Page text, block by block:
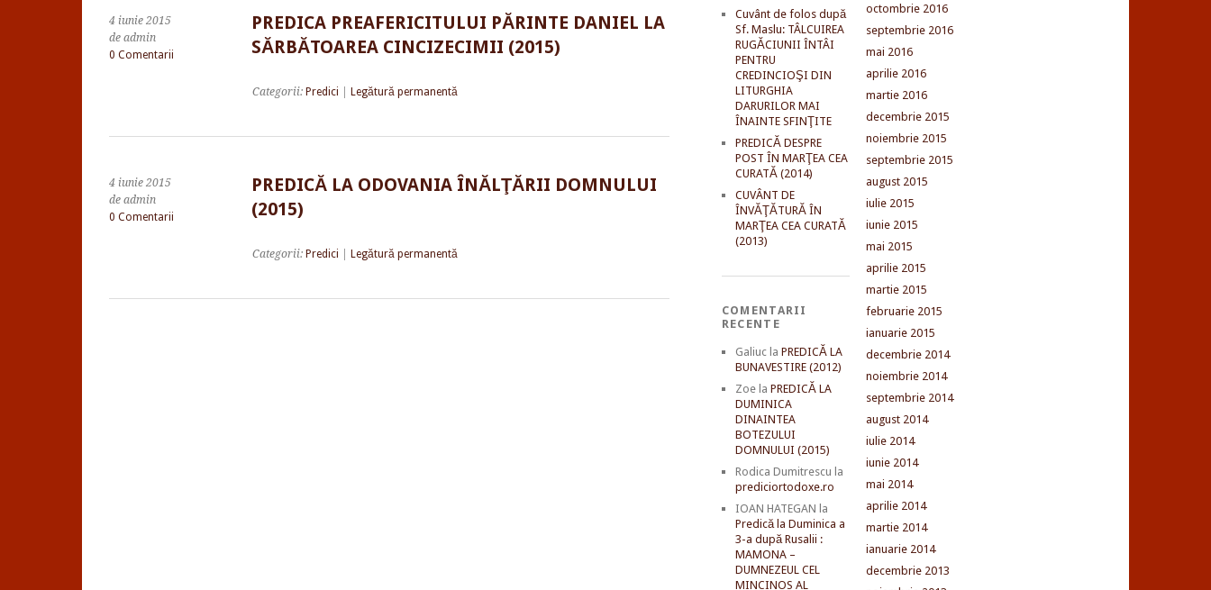
4 iunie 2015
de admin
0 Comentarii
PREDICA PREAFERICITULUI PĂRINTE DANIEL LA
SĂRBĂTOAREA CINCIZECIMII (2015)
Categorii: Predici Legătură permanentă
4 iunie 2015
de admin
0 Comentarii
PREDICĂ LA ODOVANIA ÎNĂLŢĂRII DOMNULUI
(2015)
Categorii: Predici Legătură permanentă
Cuvânt de folos după
Sf. Maslu: TÂLCUIREA
RUGĂCIUNII ÎNTÂI
PENTRU
CREDINCIOŞI DIN
LITURGHIA
DARURILOR MAI
ÎNAINTE SFINŢITE
PREDICĂ DESPRE
POST ÎN MARŢEA CEA
CURATĂ (2014)
CUVÂNT DE
ÎNVĂŢĂTURĂ ÎN
MARŢEA CEA CURATĂ
(2013)
COMENTARII
RECENTE
Galiucla PREDICĂ LA
BUNAVESTIRE (2012)
Zoela PREDICĂ LA
DUMINICA
DINAINTEA
BOTEZULUI
DOMNULUI (2015)
Rodica Dumitrescu la
prediciortodoxe.ro
IOAN HATEGAN la
Predică la Duminica a
3-a după Rusalii :
MAMONA –
DUMNEZEUL CEL
MINCINOS AL
octombrie 2016
septembrie 2016
mai 2016
aprilie 2016
martie 2016
decembrie 2015
noiembrie 2015
septembrie 2015
august 2015
iulie 2015
iunie 2015
mai 2015
aprilie 2015
martie 2015
februarie 2015
ianuarie 2015
decembrie 2014
noiembrie 2014
septembrie 2014
august 2014
iulie 2014
iunie 2014
mai 2014
aprilie 2014
martie 2014
ianuarie 2014
decembrie 2013